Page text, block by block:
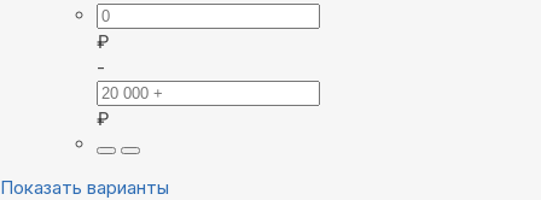
₽
-
₽
Показать варианты